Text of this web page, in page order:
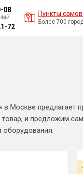
08
72
Пункты
Более 700
в Москве
и предложим
оборудования.